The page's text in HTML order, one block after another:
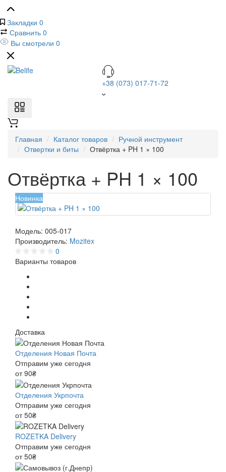
Закладки 0
Сравнить 0
Вы смотрели 0
+38 (073) 017-71-72
Главная Каталог товаров
Ручной инструмент
Отвертки и биты
Отвёртка + PH 1 × 100
Отвёртка + PH 1 × 100
Новинка
Модель: 005-017
Производитель: Mozitex
0
Варианты товаров
Доставка
Отделения Новая Почта
Отправим уже сегодня
от 90₴
Отделения Укрпочта
Отправим уже сегодня
от 50₴
ROZETKA Delivery
Отправим уже сегодня
от 50₴